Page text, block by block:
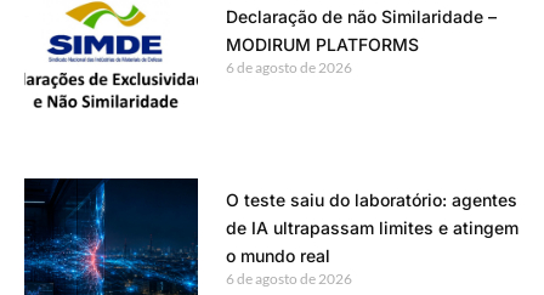
Declaração de não Similaridade –
MODIRUM PLATFORMS
6 de agosto de 2026
O teste saiu do laboratório: agentes
de IA ultrapassam limites e atingem
o mundo real
6 de agosto de 2026